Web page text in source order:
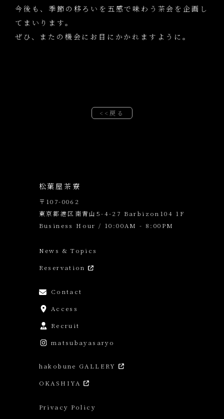
今後も、季節の移ろいを五感で味わう茶会を企画し
てまいります。
ぜひ、またの機会にお目にかかれますように。
<<戻る
松葉屋茶寮
〒107-0062
東京都港区南青山5-4-27 Barbizon104 1F
Business Hour / 10:00AM - 8:00PM
News & Topics
Reservation
Contact
Access
Recruit
matsubayasaryo
hakobune GALLERY
OKASHIYA
Privacy Policy